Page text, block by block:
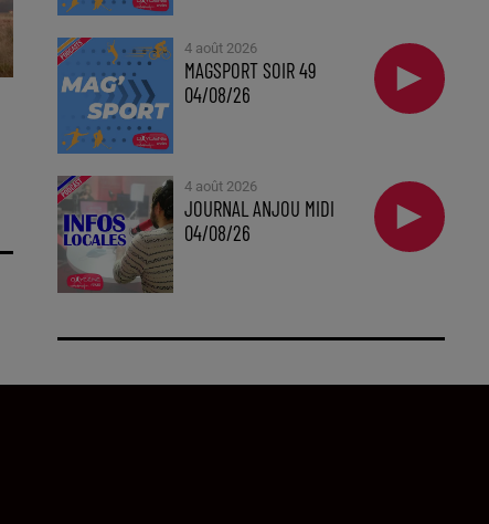
4 août 2026
MAGSPORT SOIR 49
04/08/26
4 août 2026
JOURNAL ANJOU MIDI
04/08/26